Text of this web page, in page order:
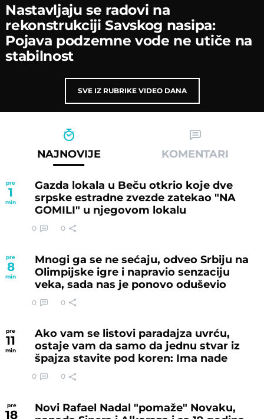
Nastavljaјu se radovi na
rekonstrukciјi Savskog nasipa:
Poјava podzemne vode ne utiče na
stabilnost
SVE IZ RUBRIKE VIDEO DANA
NAJNOVIJE KOMENTARI
pre
1
min
Gazda lokala u Beču otkrio koje dve
srpske estradne zvezde zatekao "NA
GOMILI" u njegovom lokalu
0 0
pre
8
min
Mnogi ga se ne sećaju, odveo Srbiju na
Olimpijske igre i napravio senzaciju
veka, sada nas je ponovo oduševio
0 0
pre
11
min
Ako vam se listovi paradajza uvrću,
ostaje vam da samo da jednu stvar iz
špajza stavite pod koren: Ima nade
0 0
pre
18
Novi Rafael Nadal "pomaže" Novaku,